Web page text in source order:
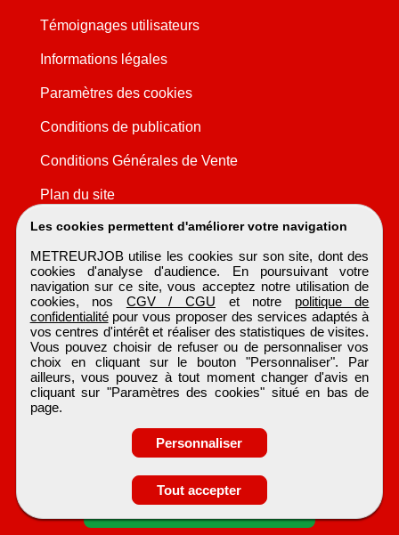
Obtenir ses
coordonnées
Les cookies permettent d'améliorer votre navigation
METREURJOB utilise les cookies sur son site, dont des
cookies d'analyse d'audience. En poursuivant votre
navigation sur ce site, vous acceptez notre utilisation de
cookies, nos CGV / CGU et notre politique de
confidentialitépour vous proposer des services adaptés à
vos centres d'intérêt et réaliser des statistiques de visites.
Vous pouvez choisir de refuser ou de personnaliser vos
choix en cliquant sur le bouton "Personnaliser". Par
ailleurs, vous pouvez à tout moment changer d'avis en
cliquant sur "Paramètres des cookies" situé en bas de
page.
Personnaliser
Tout accepter
Témoignages utilisateurs
Informations légales
Paramètres des cookies
Conditions de publication
Conditions Générales de Vente
Plan du site
METREURJOB
Tous droits réservés © 1999 - 2026